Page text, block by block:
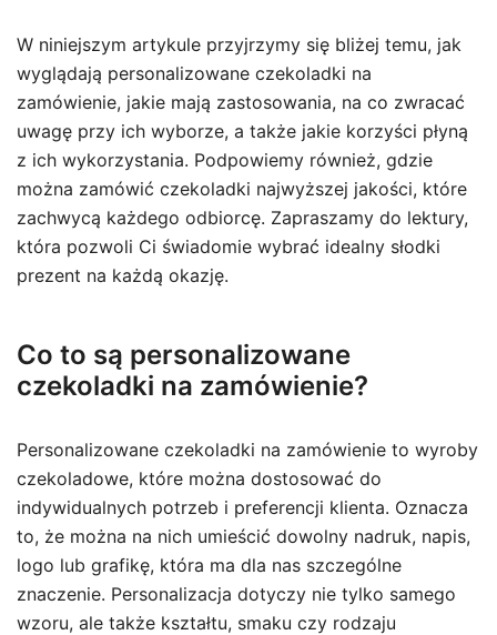
W niniejszym artykule przyjrzymy się bliżej temu, jak
wyglądają personalizowane czekoladki na
zamówienie, jakie mają zastosowania, na co zwracać
uwagę przy ich wyborze, a także jakie korzyści płyną
z ich wykorzystania. Podpowiemy również, gdzie
można zamówić czekoladki najwyższej jakości, które
zachwycą każdego odbiorcę. Zapraszamy do lektury,
która pozwoli Ci świadomie wybrać idealny słodki
prezent na każdą okazję.
Co to są personalizowane
czekoladki na zamówienie?
Personalizowane czekoladki na zamówienie to wyroby
czekoladowe, które można dostosować do
indywidualnych potrzeb i preferencji klienta. Oznacza
to, że można na nich umieścić dowolny nadruk, napis,
logo lub grafikę, która ma dla nas szczególne
znaczenie. Personalizacja dotyczy nie tylko samego
wzoru, ale także kształtu, smaku czy rodzaju